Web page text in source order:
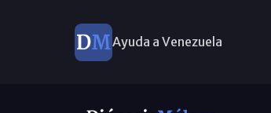
Ayuda a Venezuela